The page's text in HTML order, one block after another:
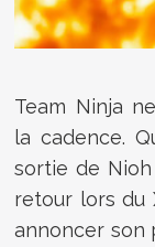
Team Ninja
la cadence.
sortie de
retour lors du
annoncer son